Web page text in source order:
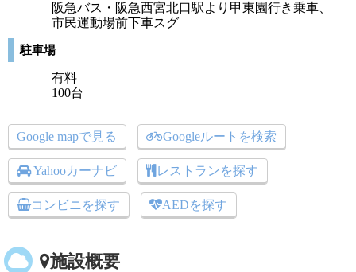
阪急バス・阪急西宮北口駅より甲東園行き乗車、
市民運動場前下車スグ
駐車場
有料
100台
Google mapで見る Googleルートを検索
Yahooカーナビ レストランを探す
コンビニを探す AEDを探す
施設概要